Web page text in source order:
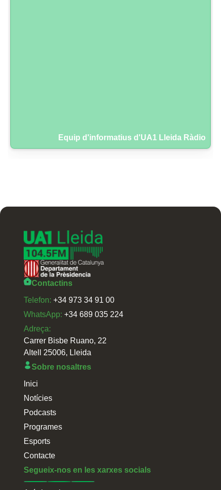
Equip d'informatius d'UA1 Lleida Ràdio
Contactins
Telefon: +34 973 34 91 00
WhatsApp: +34 689 035 224
Adreça:
Carrer Bisbe Ruano, 22
Altell 25006, Lleida
Sobre nosaltres
Inici
Notícies
Podcasts
Programes
Esports
Contacte
Segueix-nos en les xarxes socials